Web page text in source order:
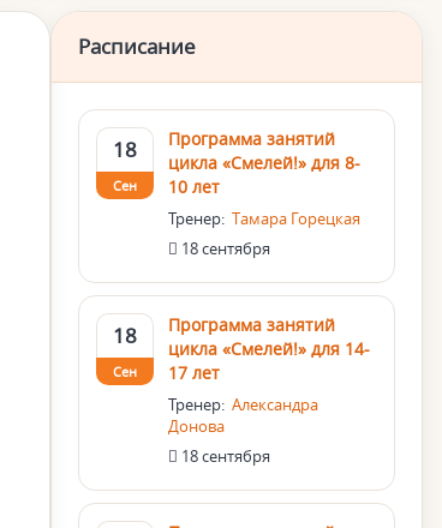
Расписание
18
Сен
Программа занятий
цикла «Смелей!» для 8-
10 лет
Тренер: Тамара Горецкая
18 сентября
18
Сен
Программа занятий
цикла «Смелей!» для 14-
17 лет
Тренер: Александра
Донова
18 сентября